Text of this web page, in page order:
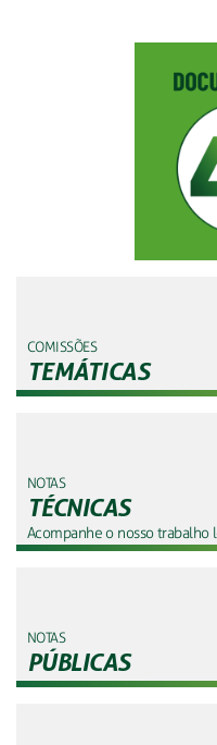
COMISSÕES
TEMÁTICAS
NOTAS
TÉCNICAS
Acompanhe o nosso trabalho
NOTAS
PÚBLICAS